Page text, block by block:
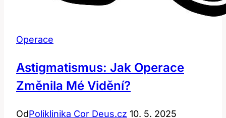
Operace
Astigmatismus: Jak Operace
Změnila Mé Vidění?
OdPoliklinika Cor Deus.cz 10. 5. 2025